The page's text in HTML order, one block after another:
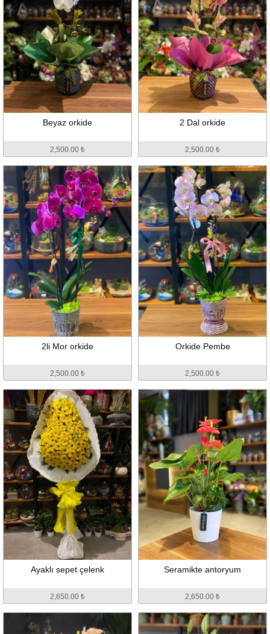
Beyaz orkide
2,500.00 ₺
2 Dal orkide
2,500.00 ₺
2li Mor orkide
2,500.00 ₺
Orkide Pembe
2,500.00 ₺
Ayaklı sepet çelenk
2,650.00 ₺
Seramikte antoryum
2,650.00 ₺